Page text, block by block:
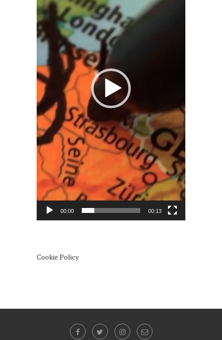
00:00 00:13
Cookie Policy